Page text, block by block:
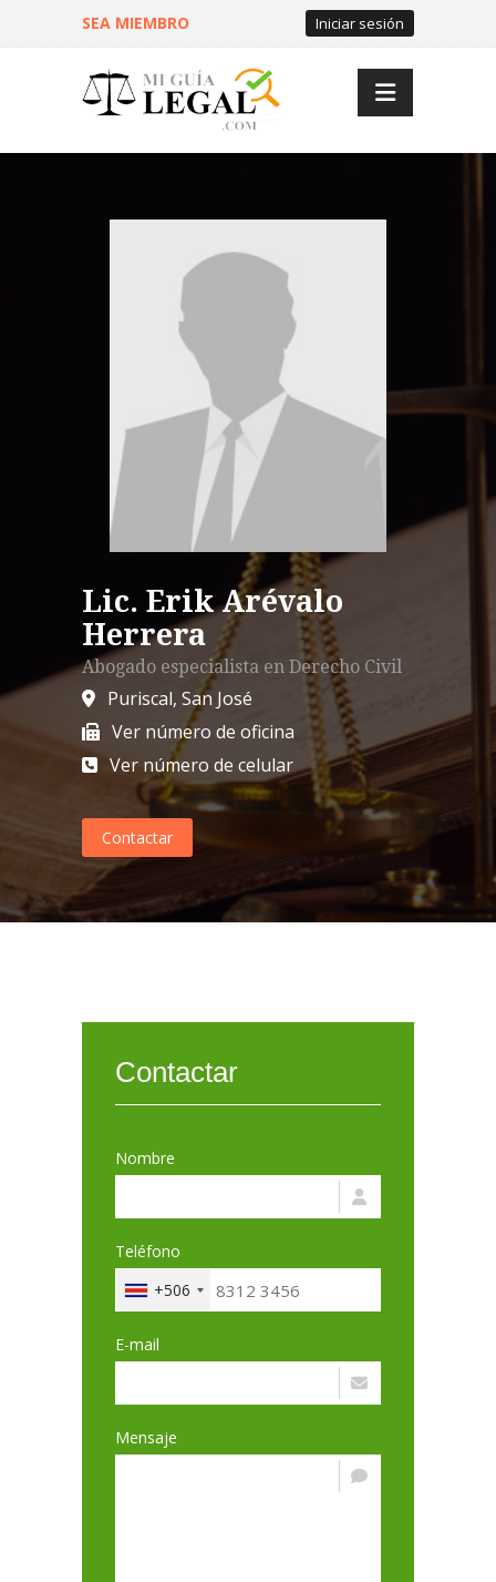
SEA MIEMBRO Iniciar sesión
Lic. Erik Arévalo
Herrera
Abogado especialista en Derecho Civil
Puriscal, San José
Ver número de oficina
Ver número de celular
Contactar
Contactar
Nombre
Teléfono
+506
E-mail
Mensaje